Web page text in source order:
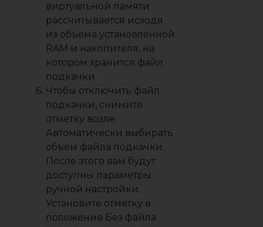
виртуальной памяти
рассчитывается исходя
из объема установленной
RAM и накопителя, на
котором хранится файл
подкачки.
Чтобы отключить файл
подкачки, снимите
отметку возле
Автоматически выбирать
объем файла подкачки.
После этого вам будут
доступны параметры
ручной настройки.
Установите отметку в
положение Без файла